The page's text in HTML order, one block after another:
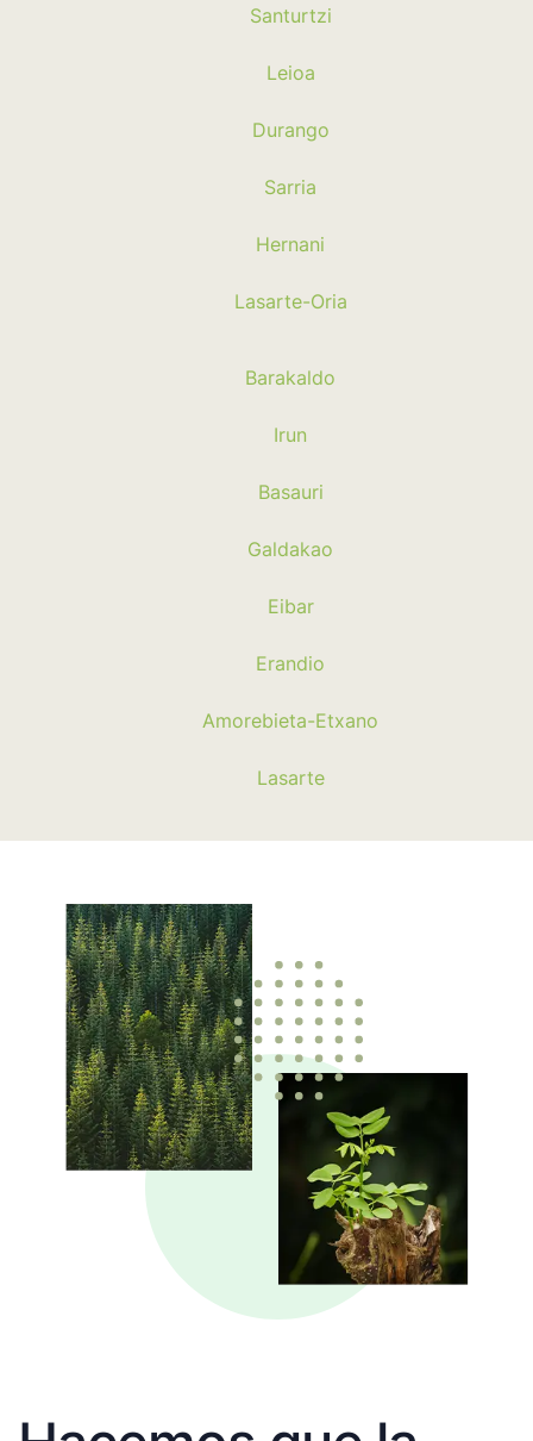
Santurtzi
Leioa
Durango
Sarria
Hernani
Lasarte-Oria
Barakaldo
Irun
Basauri
Galdakao
Eibar
Erandio
Amorebieta-Etxano
Lasarte